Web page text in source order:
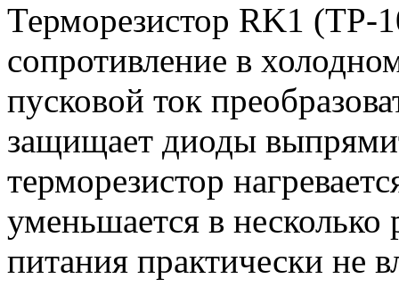
Терморезистор RK1 (ТР-
сопротивление в
пусковой ток
защищает диоды
терморезистор
уменьшается в
питания практически не